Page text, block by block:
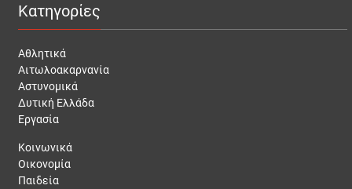
Κατηγορίες
Αθλητικά
Αιτωλοακαρνανία
Αστυνομικά
Δυτική Ελλάδα
Εργασία
Κοινωνικά
Οικονομία
Παιδεία